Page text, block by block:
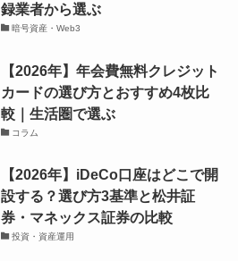
録業者から選ぶ
暗号資産・Web3
【2026年】年会費無料クレジット
カードの選び方とおすすめ4枚比
較｜生活圏で選ぶ
コラム
【2026年】iDeCo口座はどこで開
設する？選び方3基準と松井証
券・マネックス証券の比較
投資・資産運用